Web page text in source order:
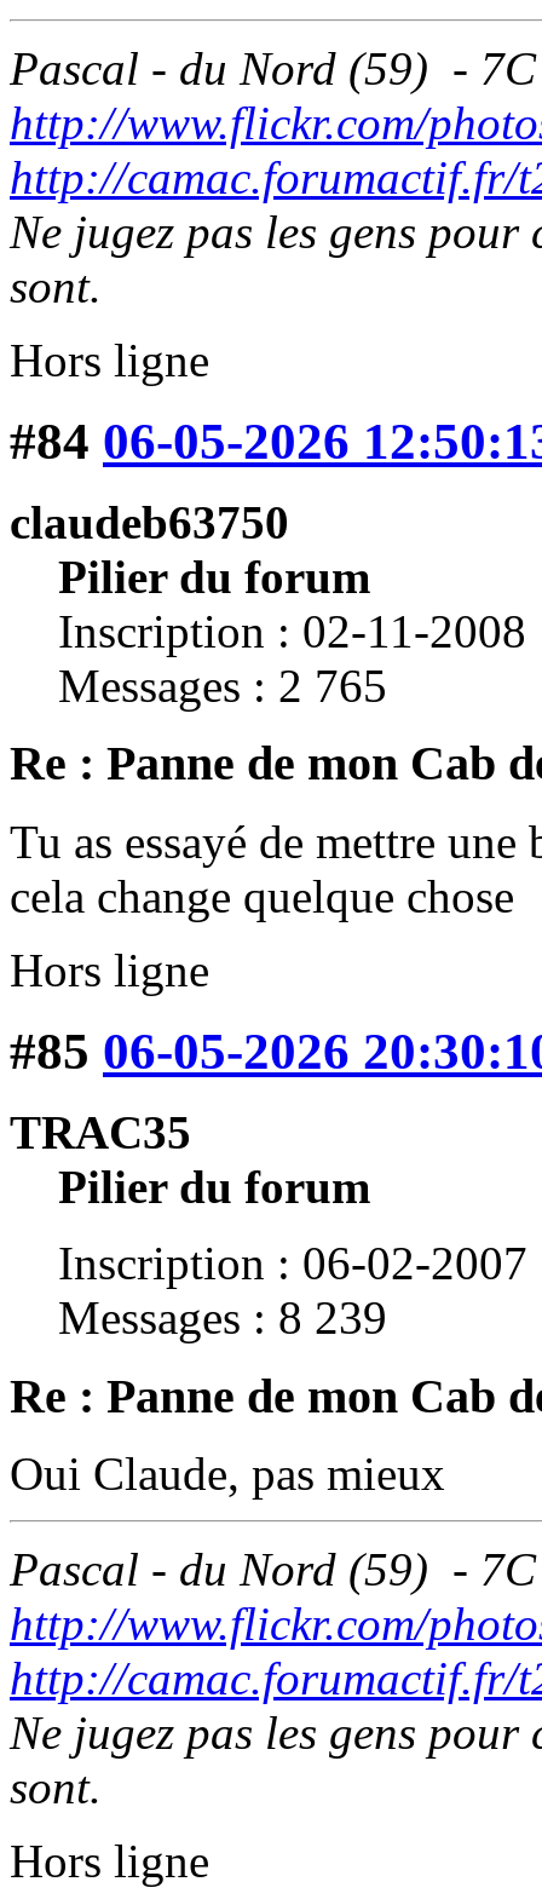
Pascal - du Nord (59) -
http://www.flickr.com/
http://
Ne jugez pas les gens
sont.
Hors ligne
#84 06-05-2026
claudeb63750
Pilier du forum
Inscription : 02-11-2008
Messages : 2 765
Re : Panne de mon Cab
Tu as essayé de mettre
cela change quelque chose
Hors ligne
#85 06-05-2026
TRAC35
Pilier du forum
Inscription : 06-02-2007
Messages : 8 239
Re : Panne de mon Cab
Oui Claude, pas mieux
Pascal - du Nord (59) -
http://www.flickr.com/
http://
Ne jugez pas les gens
sont.
Hors ligne